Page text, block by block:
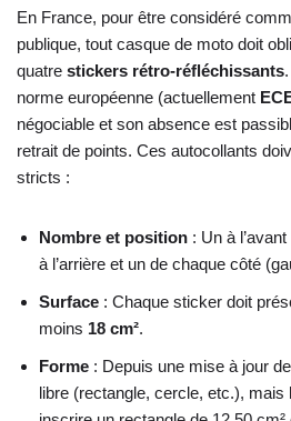
En France, pour être considéré
publique, tout casque de moto doit
quatre stickers rétro-réfléchissants
norme européenne (actuellement
négociable et son absence est
retrait de points. Ces autocollants
stricts :
Nombre et position : Un à
à l’arrière et un de chaque côté
Surface : Chaque sticker doit
moins 18 cm².
Forme : Depuis une mise à jour
libre (rectangle, cercle, etc.),